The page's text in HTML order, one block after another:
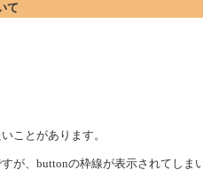
て
ことがあります。
が、buttonの枠線が表示されてしま